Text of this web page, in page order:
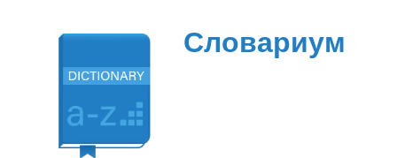
содержимому
Словариум